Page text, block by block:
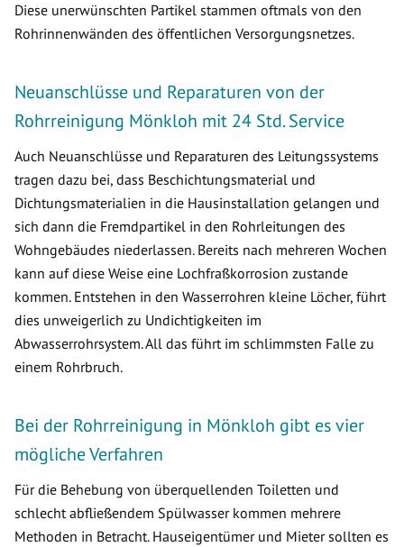
Diese unerwünschten Partikel stammen oftmals von den
Rohrinnenwänden des öffentlichen Versorgungsnetzes.
Neuanschlüsse und Reparaturen von der
Rohrreinigung Mönkloh mit 24 Std. Service
Auch Neuanschlüsse und Reparaturen des Leitungssystems
tragen dazu bei, dass Beschichtungsmaterial und
Dichtungsmaterialien in die Hausinstallation gelangen und
sich dann die Fremdpartikel in den Rohrleitungen des
Wohngebäudes niederlassen. Bereits nach mehreren Wochen
kann auf diese Weise eine Lochfraßkorrosion zustande
kommen. Entstehen in den Wasserrohren kleine Löcher, führt
dies unweigerlich zu Undichtigkeiten im
Abwasserrohrsystem. All das führt im schlimmsten Falle zu
einem Rohrbruch.
Bei der Rohrreinigung in Mönkloh gibt es vier
mögliche Verfahren
Für die Behebung von überquellenden Toiletten und
schlecht abfließendem Spülwasser kommen mehrere
Methoden in Betracht. Hauseigentümer und Mieter sollten es